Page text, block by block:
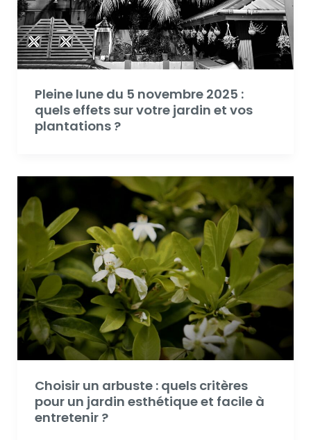
Pleine lune du 5 novembre 2025 :
quels effets sur votre jardin et vos
plantations ?
Choisir un arbuste : quels critères
pour un jardin esthétique et facile à
entretenir ?